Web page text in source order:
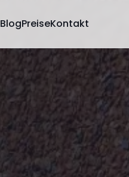
BlogPreiseKontakt